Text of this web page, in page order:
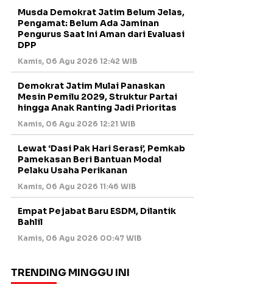
Musda Demokrat Jatim Belum Jelas,
Pengamat: Belum Ada Jaminan
Pengurus Saat Ini Aman dari Evaluasi
DPP
Kamis, 06 Agu 2026 12:42 WIB
Demokrat Jatim Mulai Panaskan
Mesin Pemilu 2029, Struktur Partai
hingga Anak Ranting Jadi Prioritas
Kamis, 06 Agu 2026 12:21 WIB
Lewat ‘Dasi Pak Hari Serasi’, Pemkab
Pamekasan Beri Bantuan Modal
Pelaku Usaha Perikanan
Kamis, 06 Agu 2026 11:46 WIB
Empat Pejabat Baru ESDM, Dilantik
Bahlil
Kamis, 06 Agu 2026 00:47 WIB
TRENDING MINGGU INI